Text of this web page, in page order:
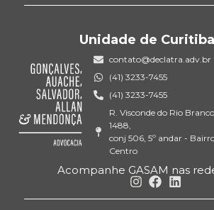
Unidade de
contato@declatra.adv.br
(41) 3233-7455
(41) 3233-7455
R. Visconde do Rio Branco,
1488,
conj 506, 5º andar -
Centro
Acompanhe GASAM nas